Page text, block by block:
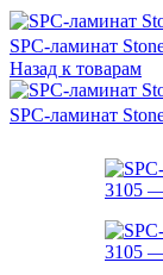
SPC-ламинат
Назад к товарам
SPC-ламинат